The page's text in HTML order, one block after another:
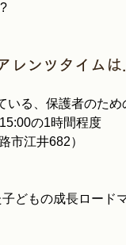
レンツタイムは
る、保護者のため
の1時間程度
市江井682）
どもの成長ロード